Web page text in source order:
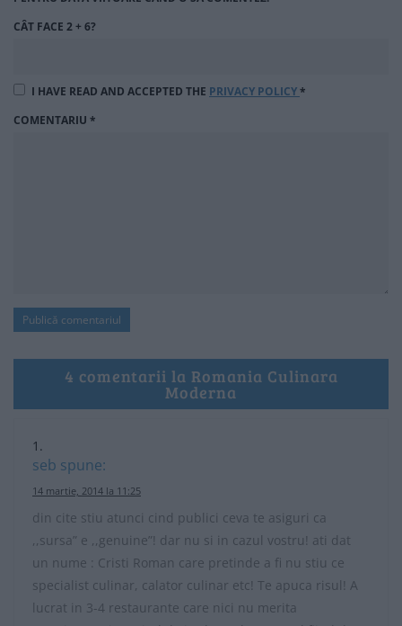
CÂT FACE 2 + 6?
I HAVE READ AND ACCEPTED THE PRIVACY POLICY*
COMENTARIU *
4 comentarii la Romania Culinara
Moderna
seb spune:
14 martie, 2014 la 11:25
din cite stiu atunci cind publici ceva te asiguri ca
,,sursa” e ,,genuine”! dar nu si in cazul vostru! ati dat
un nume : Cristi Roman care pretinde a fi nu stiu ce
specialist culinar, calator culinar etc! Te apuca risul! A
lucrat in 3-4 restaurante care nici nu merita